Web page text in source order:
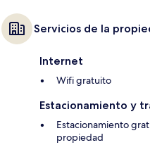
Servicios de la
Internet
Wifi gratuito
Estacionamiento y
Estacionamiento
propiedad